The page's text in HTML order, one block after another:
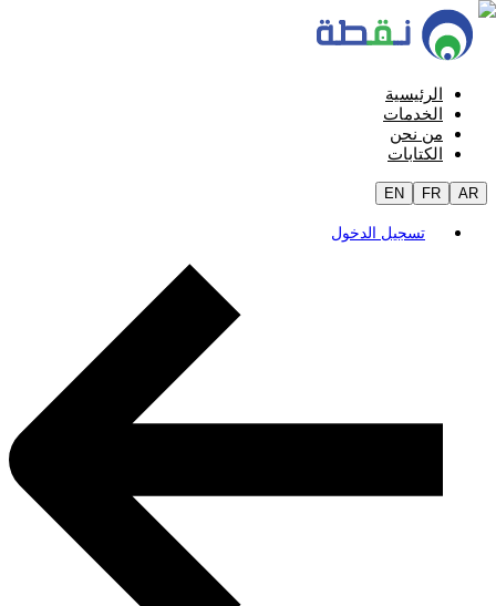
الرئيسية
الخدمات
من نحن
الكتابات
EN FR AR
تسجيل الدخول